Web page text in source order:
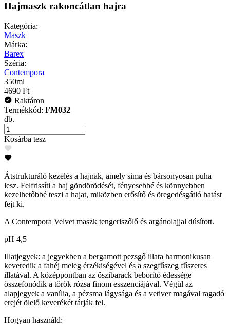
Hajmaszk rakoncátlan hajra
Kategória:
Maszk
Márka:
Barex
Széria:
Contempora
350ml
4690 Ft
Raktáron
Termékkód: FM032
db.
Kosárba tesz
Átstrukturáló kezelés a hajnak, amely sima és bársonyosan puha
lesz. Felfrissíti a haj göndörödését, fényesebbé és könnyebben
kezelhetőbbé teszi a hajat, miközben erősítő és öregedésgátló hatást
fejt ki.
A Contempora Velvet maszk tengeriszőlő és argánolajjal dúsított.
pH 4,5
Illatjegyek: a jegyekben a bergamott pezsgő illata harmonikusan
keveredik a fahéj meleg érzékiségével és a szegfűszeg fűszeres
illatával. A középpontban az őszibarack beborító édessége
összefonódik a török ​​rózsa finom esszenciájával. Végül az
alapjegyek a vanília, a pézsma lágysága és a vetiver magával ragadó
erejét ölelő keverékét tárják fel.
Hogyan használd: